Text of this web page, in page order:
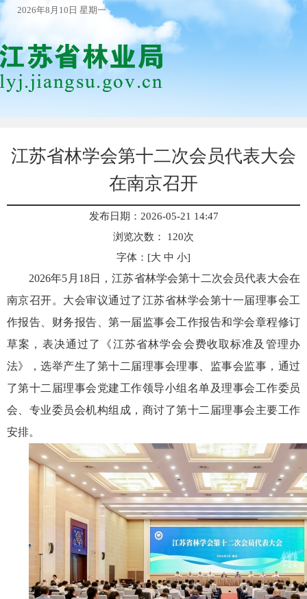
2026年8月10日 星期一
江苏省林学会第十二次会员代表大会
在南京召开
发布日期：2026-05-21 14:47
浏览次数：
120次
字体：[大 中 小]
2026年5月18日，江苏省林学会第十二次会员代表大会在
南京召开。大会审议通过了江苏省林学会第十一届理事会工
作报告、财务报告、第一届监事会工作报告和学会章程修订
草案，表决通过了《江苏省林学会会费收取标准及管理办
法》，选举产生了第十二届理事会理事、监事会监事，通过
了第十二届理事会党建工作领导小组名单及理事会工作委员
会、专业委员会机构组成， 商讨了第十二届理事会主要工作
安排。